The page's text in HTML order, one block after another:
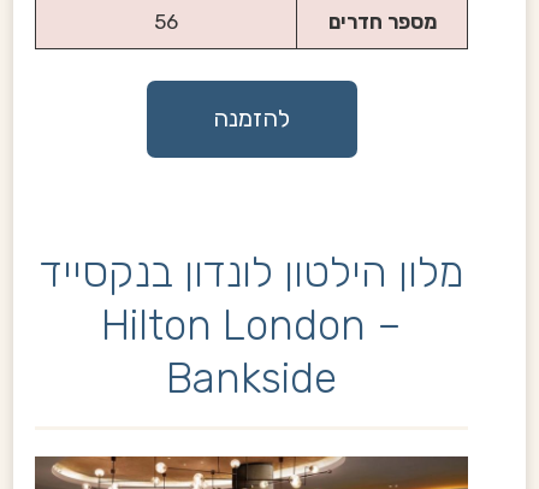
מספר חדרים 56
להזמנה
מלון הילטון לונדון בנקסייד
– Hilton London
Bankside